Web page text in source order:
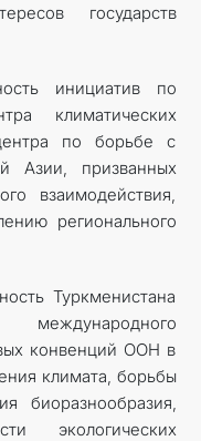
государств
инициатив по
климатических
по борьбе с
Азии, призванных
взаимодействия,
регионального
Туркменистана
конвенций ООН в
климата, борьбы
биоразнообразия,
экологических